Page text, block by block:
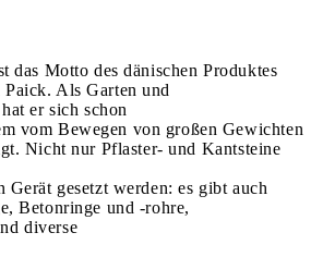
das Motto des dänischen Produktes
Als Garten und
er sich schon
vom Bewegen von großen Gewichten
Nicht nur Pflaster- und Kantsteine
Gerät gesetzt werden: es gibt auch
Betonringe und -rohre,
diverse